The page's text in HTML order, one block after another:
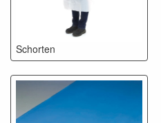
Schorten